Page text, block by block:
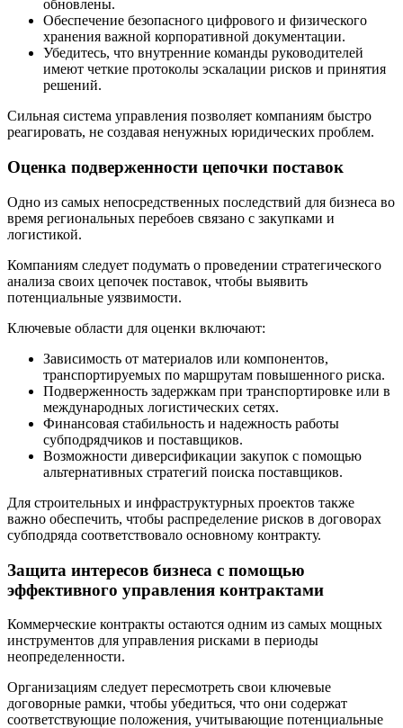
обновлены.
Обеспечение безопасного цифрового и физического
хранения важной корпоративной документации.
Убедитесь, что внутренние команды руководителей
имеют четкие протоколы эскалации рисков и принятия
решений.
Сильная система управления позволяет компаниям быстро
реагировать, не создавая ненужных юридических проблем.
Оценка подверженности цепочки поставок
Одно из самых непосредственных последствий для бизнеса во
время региональных перебоев связано с закупками и
логистикой.
Компаниям следует подумать о проведении стратегического
анализа своих цепочек поставок, чтобы выявить
потенциальные уязвимости.
Ключевые области для оценки включают:
Зависимость от материалов или компонентов,
транспортируемых по маршрутам повышенного риска.
Подверженность задержкам при транспортировке или в
международных логистических сетях.
Финансовая стабильность и надежность работы
субподрядчиков и поставщиков.
Возможности диверсификации закупок с помощью
альтернативных стратегий поиска поставщиков.
Для строительных и инфраструктурных проектов также
важно обеспечить, чтобы распределение рисков в договорах
субподряда соответствовало основному контракту.
Защита интересов бизнеса с помощью
эффективного управления контрактами
Коммерческие контракты остаются одним из самых мощных
инструментов для управления рисками в периоды
неопределенности.
Организациям следует пересмотреть свои ключевые
договорные рамки, чтобы убедиться, что они содержат
соответствующие положения, учитывающие потенциальные